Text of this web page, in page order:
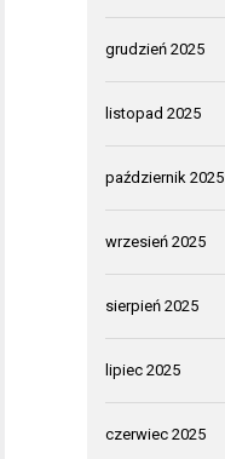
grudzień 2025
listopad 2025
październik 2025
wrzesień 2025
sierpień 2025
lipiec 2025
czerwiec 2025